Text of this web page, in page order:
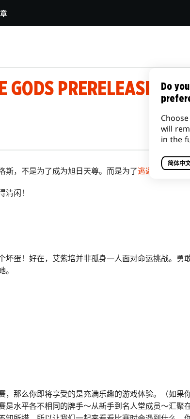
GODS PRERELEASE
斯，不是为了成为旭日天尊。而是为了逃避过去的恐
闲！
坏蛋！好在，艾紫培并非孤身一人面对命运挑战。勇
，那么你即将享受的是充满乐趣的游戏体验。（如果
是水平各不相同的牌手～从新手到名人堂成员～汇聚
Do
will
in the
简体中